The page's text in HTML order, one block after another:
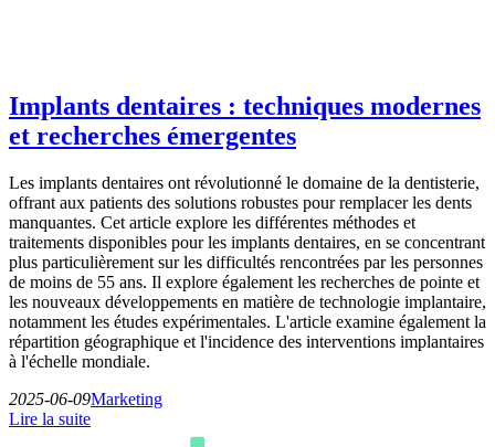
Implants dentaires : techniques modernes
et recherches émergentes
Les implants dentaires ont révolutionné le domaine de la dentisterie,
offrant aux patients des solutions robustes pour remplacer les dents
manquantes. Cet article explore les différentes méthodes et
traitements disponibles pour les implants dentaires, en se concentrant
plus particulièrement sur les difficultés rencontrées par les personnes
de moins de 55 ans. Il explore également les recherches de pointe et
les nouveaux développements en matière de technologie implantaire,
notamment les études expérimentales. L'article examine également la
répartition géographique et l'incidence des interventions implantaires
à l'échelle mondiale.
2025-06-09Marketing
Lire la suite